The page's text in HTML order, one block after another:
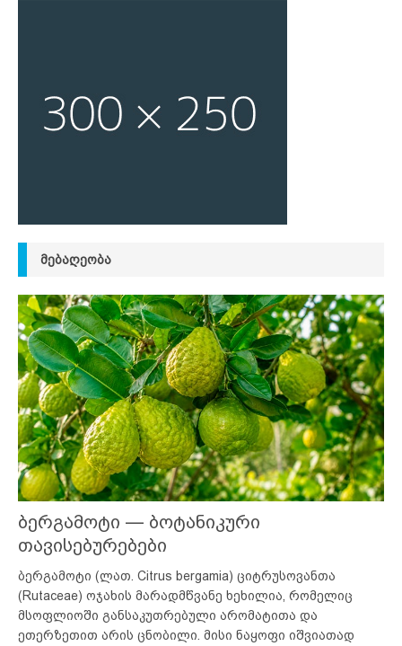
ᲛᲔᲑᲐᲦᲔᲝᲑᲐ
ბერგამოტი — ბოტანიკური
თავისებურებები
ბერგამოტი (ლათ. Citrus bergamia) ციტრუსოვანთა
(Rutaceae) ოჯახის მარადმწვანე ხეხილია, რომელიც
მსოფლიოში განსაკუთრებული არომატითა და
ეთერზეთით არის ცნობილი. მისი ნაყოფი იშვიათად